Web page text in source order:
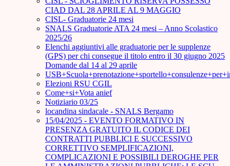
CIAD DAL 28 APRILE AL 9 MAGGIO
CISL- Graduatorie 24 mesi
SNALS Graduatorie ATA 24 mesi – Anno Scolastico
2025/26
Elenchi aggiuntivi alle graduatorie per le supplenze
(GPS) per chi consegue il titolo entro il 30 giugno 2025
Domande dal 14 al 29 aprile
Elezioni RSU CGIL
Come+si+Vota anief
Notiziario 03/25
locandina sindacale - SNALS Bergamo
15/04/2025 - EVENTO FORMATIVO IN
PRESENZA GRATUITO IL CODICE DEI
CONTRATTI PUBBLICI E SUCCESSIVO
CORRETTIVO SEMPLIFICAZIONI,
COMPLICAZIONI E POSSIBILI DEROGHE PER